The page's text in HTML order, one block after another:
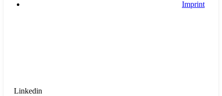
Imprint
Linkedin